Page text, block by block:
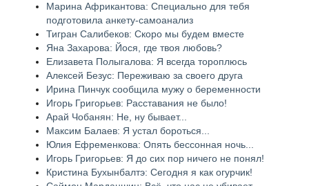
Марина Африкантова: Специально для тебя
подготовила анкету-самоанализ
Тигран Салибеков: Скоро мы будем вместе
Яна Захарова: Йося, где твоя любовь?
Елизавета Полыгалова: Я всегда тороплюсь
Алексей Безус: Переживаю за своего друга
Ирина Пинчук сообщила мужу о беременности
Игорь Григорьев: Расставания не было!
Арай Чобанян: Не, ну бывает...
Максим Балаев: Я устал бороться...
Юлия Ефременкова: Опять бессонная ночь...
Игорь Григорьев: Я до сих пор ничего не понял!
Кристина Бухынбалтэ: Сегодня я как огурчик!